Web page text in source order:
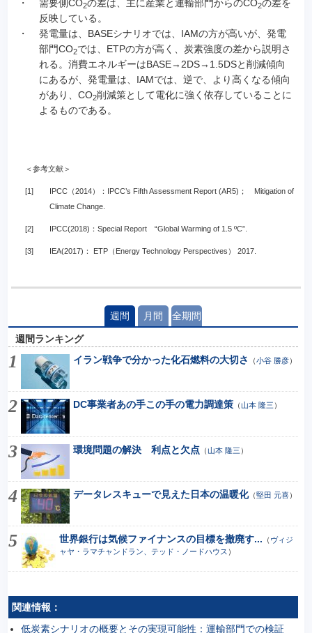
・
需要側CO2の差は、主に産業と運輸部門からのCO2の差を
反映している。
・
発電量は、BASEシナリオでは、IAMの方が高いが、発電
部門CO2では、ETPの方が高く、炭素強度の差から説明さ
れる。消費エネルギーはBASE→2DS→1.5DSと削減傾向
にあるが、発電量は、IAMでは、逆で、より高くなる傾向
があり、CO2削減策として電化に強く依存していることに
よるものである。
＜参考文献＞
[1]
IPCC（2014）：IPCC’s Fifth Assessment Report (AR5)； Mitigation of
Climate Change.
[2] IPCC(2018)：Special Report “Global Warming of 1.5 ºC”.
[3] IEA(2017)： ETP（Energy Technology Perspectives） 2017.
週間 月間 全期間
週間ランキング
イラン戦争で分かった化石燃料の大切さ
（小谷 勝彦）
DC事業者あの手この手の電力調達策（山本 隆三 ）
環境問題の解決 利点と欠点 （山本 隆三 ）
データレスキューで見えた日本の温暖化（堅田 元喜）
世界銀行は気候ファイナンスの目標を撤廃す... （ ヴィジ
ャヤ・ラマチャンドラン、テッド・ノードハウス ）
関連情報：
低炭素シナリオの概要とその実現可能性：運輸部門での検証